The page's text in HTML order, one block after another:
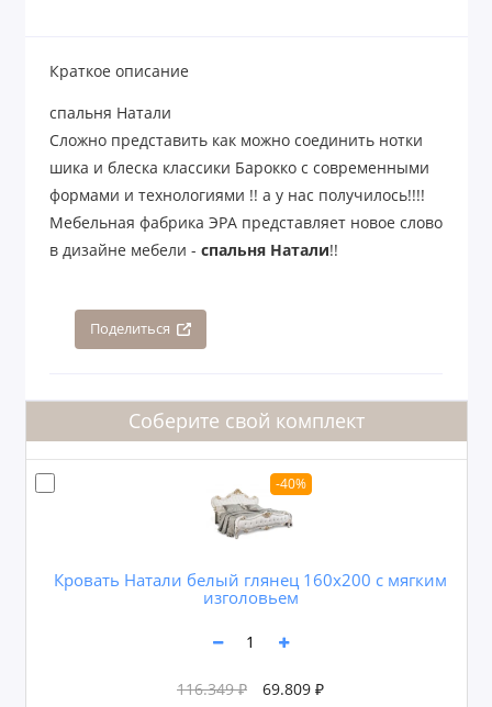
Краткое описание
спальня Натали
Сложно представить как можно соединить нотки
шика и блеска классики Барокко с современными
формами и технологиями !! а у нас получилось!!!!
Мебельная фабрика ЭРА представляет новое слово
в дизайне мебели - спальня Натали!!
Поделиться
Соберите свой комплект
-40%
Кровать Натали белый глянец 160х200 с мягким
изголовьем
116.349 ₽ 69.809 ₽